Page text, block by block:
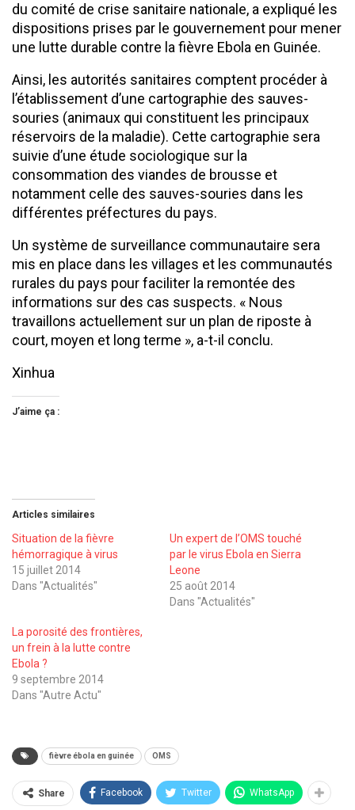
du comité de crise sanitaire nationale, a expliqué les
dispositions prises par le gouvernement pour mener
une lutte durable contre la fièvre Ebola en Guinée.
Ainsi, les autorités sanitaires comptent procéder à
l’établissement d’une cartographie des sauves-
souries (animaux qui constituent les principaux
réservoirs de la maladie). Cette cartographie sera
suivie d’une étude sociologique sur la
consommation des viandes de brousse et
notamment celle des sauves-souries dans les
différentes préfectures du pays.
Un système de surveillance communautaire sera
mis en place dans les villages et les communautés
rurales du pays pour faciliter la remontée des
informations sur des cas suspects. « Nous
travaillons actuellement sur un plan de riposte à
court, moyen et long terme », a-t-il conclu.
Xinhua
J’aime ça :
Articles similaires
Situation de la fièvre
hémorragique à virus
15 juillet 2014
Dans "Actualités"
Un expert de l’OMS touché
par le virus Ebola en Sierra
Leone
25 août 2014
Dans "Actualités"
La porosité des frontières,
un frein à la lutte contre
Ebola ?
9 septembre 2014
Dans "Autre Actu"
fièvre ébola en guinée OMS
Share Facebook Twitter WhatsApp